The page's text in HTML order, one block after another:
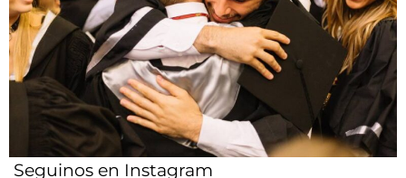
Seguinos en Instagram